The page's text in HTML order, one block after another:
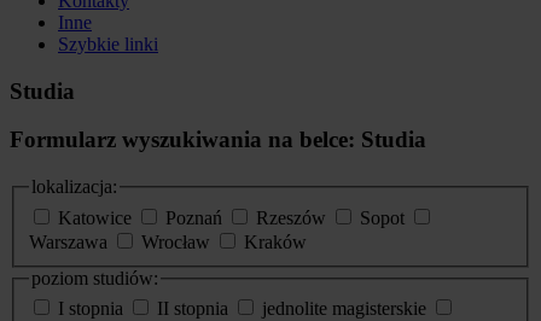
Inne
Szybkie linki
Studia
Formularz wyszukiwania na belce: Studia
lokalizacja:
Katowice
Poznań Rzeszów
Sopot
Warszawa
Wrocław
Kraków
poziom studiów:
I stopnia
II stopnia
jednolite magisterskie